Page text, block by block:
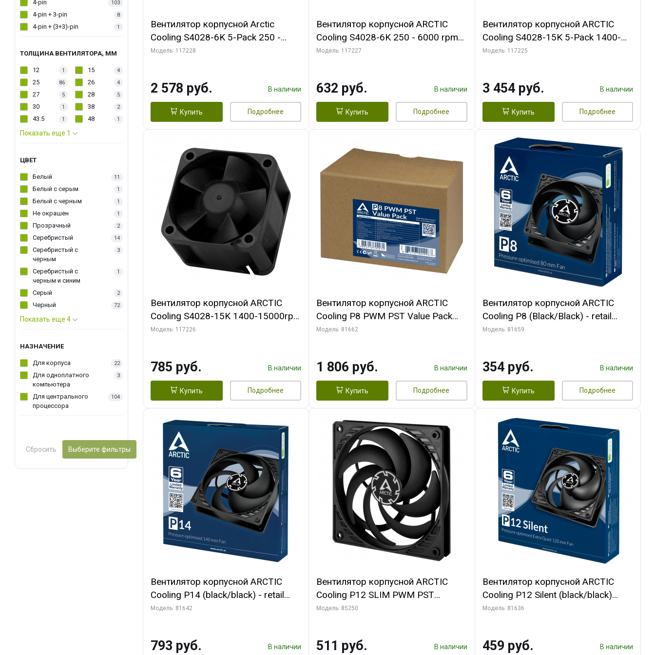
4-pin 103
4-pin + 3-pin 8
4-pin + (3+3)-pin 1
ТОЛЩИНА ВЕНТИЛЯТОРА, ММ
12 1 15 4
25 86 26 4
27 5 28 5
30 1 38 2
43.5 1 48 1
Показать еще 1
ЦВЕТ
Белый 11
Белый с серым 1
Белый с черным 1
Не окрашен 1
Прозрачный 2
Серебристый 14
Серебристый с
черным
3
Серебристый с
черным и синим
1
Серый 2
Черный 72
Показать еще 4
НАЗНАЧЕНИЕ
Для корпуса 22
Для одноплатного
компьютера
3
Для центрального
процессора
104
Сбросить Выберите фильтры
Вентилятор корпусной Arctic
Cooling S4028-6K 5-Pack 250 -
6000 rpm Dual Ball Bearing 4-Pin
Модель: 117228
2 578 руб. В наличии
Купить Подробнее
Вентилятор корпусной ARCTIC
Cooling S4028-6K 250 - 6000 rpm
Dual Ball Bearing 4-Pin Fan-
Модель: 117227
632 руб. В наличии
Купить Подробнее
Вентилятор корпусной ARCTIC
Cooling S4028-15K 5-Pack 1400-
15000rpm rpm Dual Ball Bearing 4-
Модель: 117225
3 454 руб. В наличии
Купить Подробнее
Вентилятор корпусной ARCTIC
Cooling S4028-15K 1400-15000rpm
Dual Ball Bearing 4-Pin Fan-
Модель: 117226
785 руб. В наличии
Купить Подробнее
Вентилятор корпусной ARCTIC
Cooling P8 PWM PST Value Pack
(Black/Black) - retail
Модель: 81662
1 806 руб. В наличии
Купить Подробнее
Вентилятор корпусной ARCTIC
Cooling P8 (Black/Black) - retail
(ACFAN00147A) (701990)
Модель: 81659
354 руб. В наличии
Купить Подробнее
Вентилятор корпусной ARCTIC
Cooling P14 (black/black) - retail
(ACFAN00123A) (701549) {56}
Модель: 81642
793 руб. В наличии
Вентилятор корпусной ARCTIC
Cooling P12 SLIM PWM PST
(ACFAN00187A) (703130)
Модель: 85250
511 руб. В наличии
Вентилятор корпусной ARCTIC
Cooling P12 Silent (black/black)
(ACFAN00130A)
Модель: 81636
459 руб. В наличии